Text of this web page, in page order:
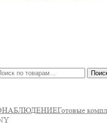
Готовые